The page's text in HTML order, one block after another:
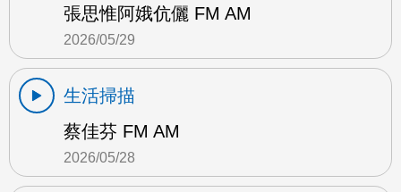
張思惟阿娥伉儷 FM AM
2026/05/29
生活掃描
蔡佳芬 FM AM
2026/05/28